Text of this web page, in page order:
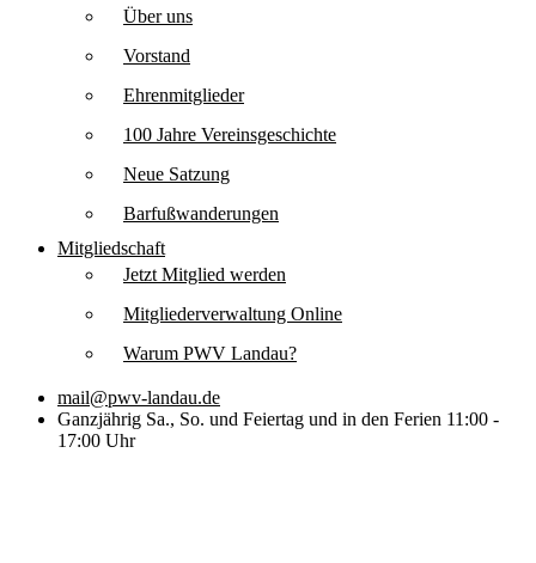
Über uns
Vorstand
Ehrenmitglieder
100 Jahre Vereinsgeschichte
Neue Satzung
Barfußwanderungen
Mitgliedschaft
Jetzt Mitglied werden
Mitgliederverwaltung Online
Warum PWV Landau?
mail@pwv-landau.de
Ganzjährig Sa., So. und Feiertag und in den Ferien 11:00 -
17:00 Uhr